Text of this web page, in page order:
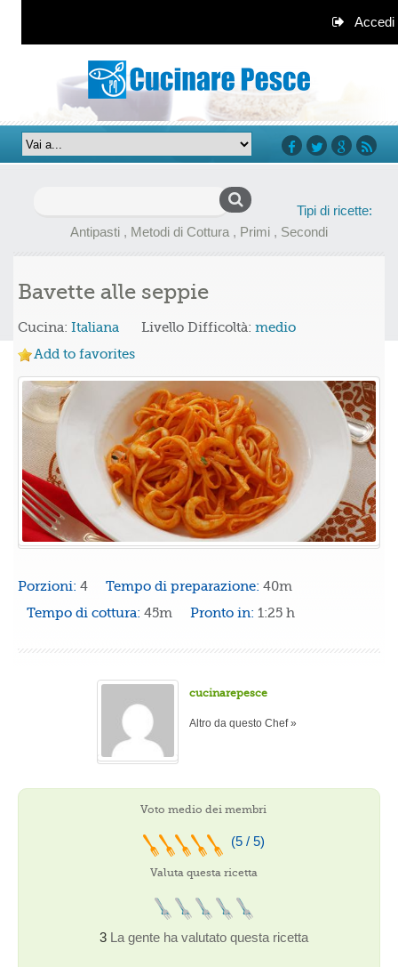
Accedi
Tipi di ricette:
Antipasti , Metodi di Cottura , Primi , Secondi
Bavette alle seppie
Cucina: Italiana Livello Difficoltà: medio
Add to favorites
Porzioni: 4 Tempo di preparazione: 40m
Tempo di cottura: 45m Pronto in: 1:25 h
cucinarepesce
Altro da questo Chef »
Voto medio dei membri
(5 / 5)
Valuta questa ricetta
3 La gente ha valutato questa ricetta